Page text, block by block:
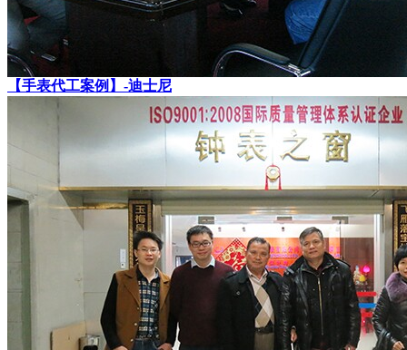
【手表代工案例】-迪士尼